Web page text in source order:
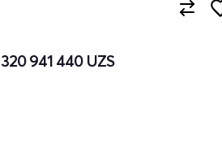
320 941 440 UZS